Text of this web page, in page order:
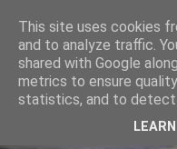
This site uses cookies
and to analyze traffic.
shared with Google
metrics to ensure
statistics, and to detect